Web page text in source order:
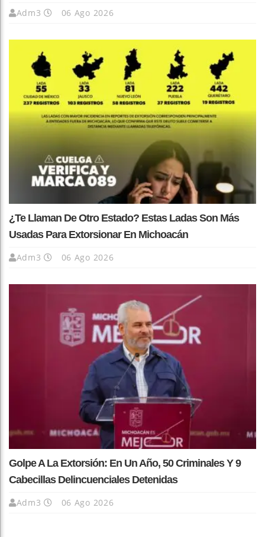
Adm3 06 Ago 2026
¿Te Llaman De Otro Estado? Estas Ladas Son Más
Usadas Para Extorsionar En Michoacán
Adm3 06 Ago 2026
Golpe A La Extorsión: En Un Año, 50 Criminales Y 9
Cabecillas Delincuenciales Detenidas
Adm3 06 Ago 2026